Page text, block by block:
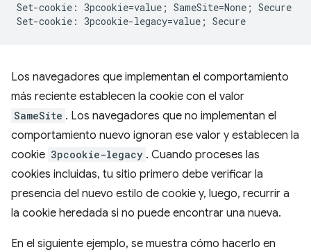
Set-cookie: 3pcookie=value; SameSite=None; Secure
Los navegadores que implementan el comportamiento
más reciente establecen la cookie con el valor
SameSite . Los navegadores que no implementan el
comportamiento nuevo ignoran ese valor y establecen la
cookie 3pcookie-legacy . Cuando proceses las
cookies incluidas, tu sitio primero debe verificar la
presencia del nuevo estilo de cookie y, luego, recurrir a
la cookie heredada si no puede encontrar una nueva.
En el siguiente ejemplo, se muestra cómo hacerlo en